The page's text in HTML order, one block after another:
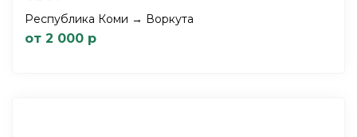
Республика Коми → Воркута
от 2 000 р